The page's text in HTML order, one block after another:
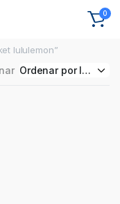
0
lululemon”